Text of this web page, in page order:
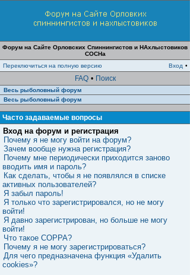
Форум на Сайте Орловских Спиннингистов и НАхлыстовиков
СОСНа
Переключиться на полную версию
Вход •
FAQ • Поиск
Весь рыболовный форум
Весь рыболовный форум
Часто задаваемые вопросы
Вход на форум и регистрация
Почему я не могу войти на форум?
Зачем вообще нужна регистрация?
Почему мне периодически приходится заново
вводить имя и пароль?
Как сделать, чтобы я не появлялся в списке
активных пользователей?
Я забыл пароль!
Я только что зарегистрировался, но не могу
войти!
Я давно зарегистрирован, но больше не могу
войти!
Что такое COPPA?
Почему я не могу зарегистрироваться?
Для чего предназначена функция «Удалить
cookies»?